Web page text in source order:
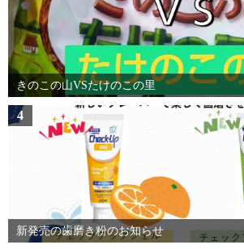
きのこの山VSたけのこの里
4
新発売の歯磨き粉のお知らせ